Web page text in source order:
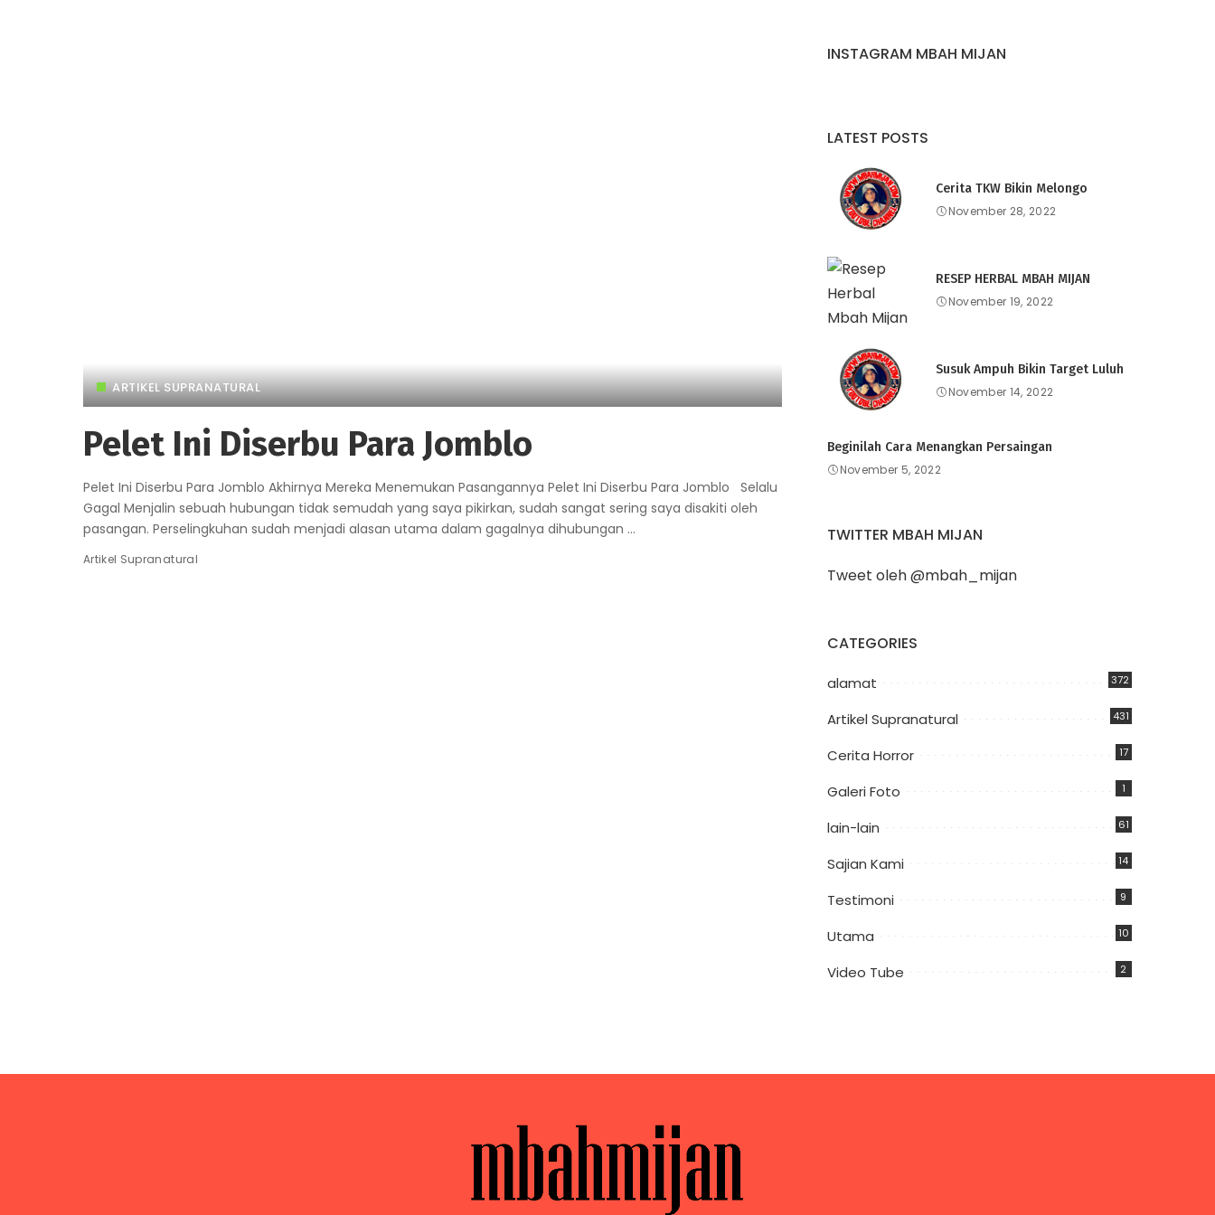
ARTIKEL SUPRANATURAL
Pelet Ini Diserbu Para Jomblo
Pelet Ini Diserbu Para Jomblo Akhirnya Mereka Menemukan Pasangannya Pelet Ini Diserbu Para Jomblo Selalu
Gagal Menjalin sebuah hubungan tidak semudah yang saya pikirkan, sudah sangat sering saya disakiti oleh
pasangan. Perselingkuhan sudah menjadi alasan utama dalam gagalnya dihubungan ...
Artikel Supranatural
INSTAGRAM MBAH MIJAN
LATEST POSTS
Cerita TKW Bikin Melongo
November 28, 2022
RESEP HERBAL MBAH MIJAN
November 19, 2022
Susuk Ampuh Bikin Target Luluh
November 14, 2022
Beginilah Cara Menangkan Persaingan
November 5, 2022
TWITTER MBAH MIJAN
Tweet oleh @mbah_mijan
CATEGORIES
alamat 372
Artikel Supranatural 431
Cerita Horror 17
Galeri Foto 1
lain-lain 61
Sajian Kami 14
Testimoni 9
Utama 10
Video Tube 2